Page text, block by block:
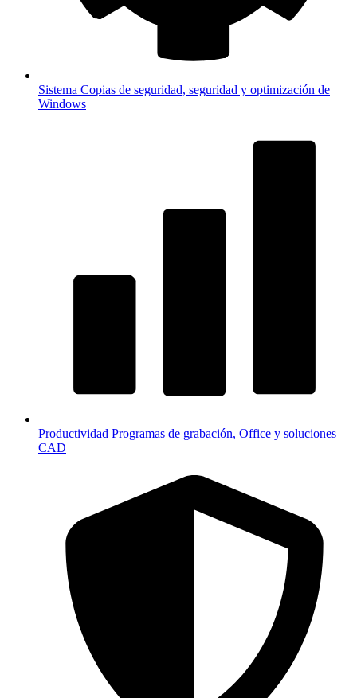
Sistema Copias de seguridad, seguridad y optimización de
Windows
Productividad Programas de grabación, Office y soluciones
CAD